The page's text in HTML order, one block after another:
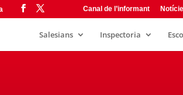
Canal de l’informant
Salesians Inspectoria